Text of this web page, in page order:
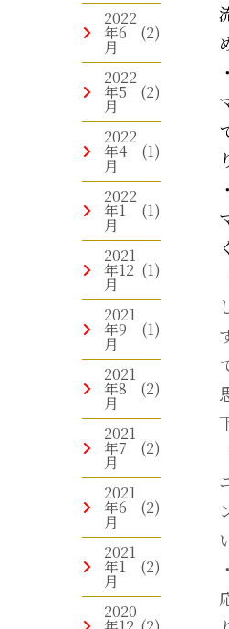
2022
年6
月
(2)
2022
年5
月
(2)
2022
年4
月
(1)
2022
年1
月
(1)
2021
年12
月
(1)
2021
年9
月
(1)
2021
年8
月
(2)
2021
年7
月
(2)
2021
年6
月
(2)
2021
年1
月
(2)
2020